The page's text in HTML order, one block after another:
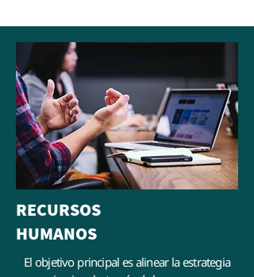
RECURSOS
HUMANOS
El objetivo principal es alinear la estrategia